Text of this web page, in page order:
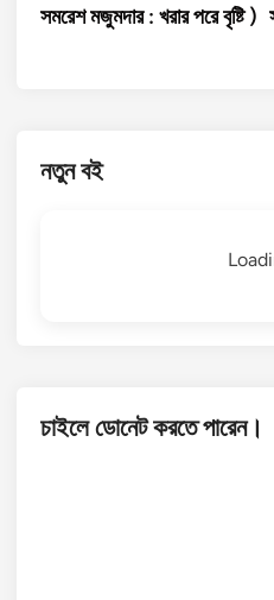
সমরেশ মজুমদার : খরার পরে বৃষ্টি )
নতুন বই
চাইলে ডোনেট করতে পারেন।